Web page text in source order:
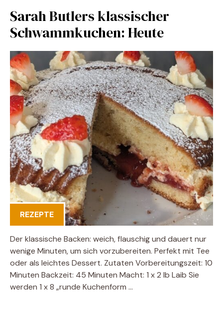
Sarah Butlers klassischer
Schwammkuchen: Heute
REZEPTE
Der klassische Backen: weich, flauschig und dauert nur
wenige Minuten, um sich vorzubereiten. Perfekt mit Tee
oder als leichtes Dessert. Zutaten Vorbereitungszeit: 10
Minuten Backzeit: 45 Minuten Macht: 1 x 2 lb Laib Sie
werden 1 x 8 „runde Kuchenform …